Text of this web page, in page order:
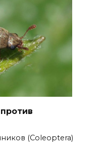
(Coleoptera)